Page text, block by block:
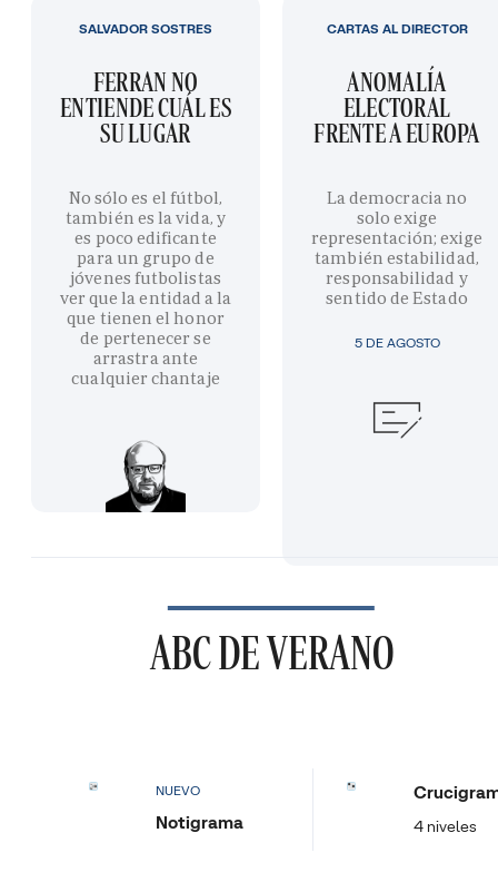
FERRAN NO
ENTIENDE CUÁL ES
SU LUGAR
No sólo es el fútbol,
también es la vida, y
es poco edificante
para un grupo de
jóvenes futbolistas
ver que la entidad a la
que tienen el honor
de pertenecer se
arrastra ante
cualquier chantaje
SALVADOR SOSTRES
5 DE AGOSTO
ANOMALÍA
ELECTORAL
FRENTE A EUROPA
La democracia no
solo exige
representación; exige
también estabilidad,
responsabilidad y
sentido de Estado
CARTAS AL DIRECTOR
ABC DE VERANO
NUEVO
Notigrama 4 niveles